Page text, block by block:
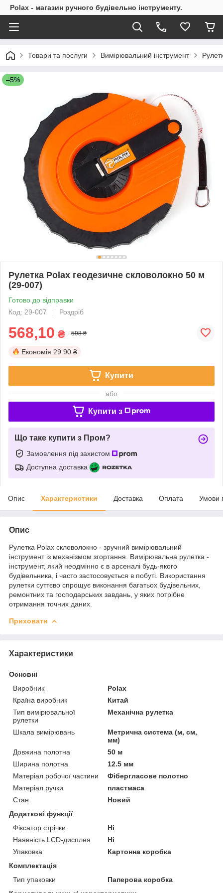
Polax - магазин ручного будівельно інструменту.
Товари та послуги Вимірювальний інструмент
–5%
Рулетка Polax геодезичне скловолокно 50 м
(29-007)
Готово до відправки
Код: 29-007
Роздріб
568,10 ₴ 598 ₴
Економія 29.90 ₴
Купити
або
Купити з
Що таке купити з Пром?
Замовлення під захистом
Доступна доставка
Опис Характеристики Доставка Оплата Умови
Опис
Рулетка Polax скловолокно - зручний вимірювальний
інструмент із механізмом згортання. Вимірювальна рулетка -
інструмент, який неодмінно є в арсеналі будь-якого
будівельника, і часто застосовується в побуті. Використання
рулетки суттєво спрощує виконання багатьох будівельних,
ремонтних та господарських завдань, у яких потрібне
отримання точних даних.
Приховати
Характеристики
Основні
Виробник
Polax
Країна виробник
Китай
Тип вимірювальної
рулетки
Механічна рулетка
Шкала вимірювань
Метрична система (м, см,
мм)
Довжина полотна
50 м
Ширина полотна
12.5 мм
Матеріал робочої частини
Фібергласове полотно
Матеріал ручки
пластмаса
Стан
Новий
Додаткові функції
Фіксатор стрічки
Ні
Наявність LCD-дисплея
Ні
Упаковка
Картонна коробка
Комплектація
Тип упаковки
Паперова коробка